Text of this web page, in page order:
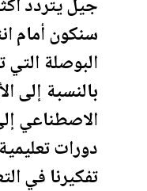
جيل يتردد
سنكون أمام
البوصلة التي
بالنسبة إلى
الاصطناعي
دورات
تفكيرنا في